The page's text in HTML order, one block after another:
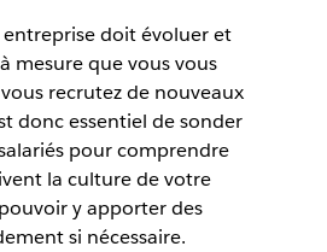
doit évoluer et
mesure que vous vous
recrutez de nouveaux
donc essentiel de sonder
pour comprendre
la culture de votre
y apporter des
si nécessaire.